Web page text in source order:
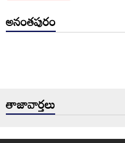
అనంతపురం
తాజావార్తలు